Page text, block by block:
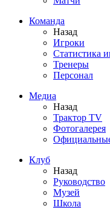
Команда
Назад
Игроки
Статистика
Тренеры
Персонал
Медиа
Назад
Трактор TV
Фотогалерея
Клуб
Назад
Руководство
Музей
Школа